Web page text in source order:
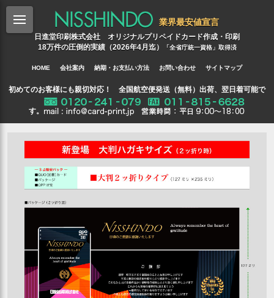
HOME 会社案内 納期・お支払い方法 お問い合わせ サイトマップ
初めてのお客様にも親切対応！ 全国航空便発送（無料）出荷、翌日着可能で
す。
業界最安値宣言
日進堂印刷株式会社 オリジナルプリペイドカード作成・印刷
18万件の圧倒的実績（2026年4月迄）
「全省庁統一資格」取得済